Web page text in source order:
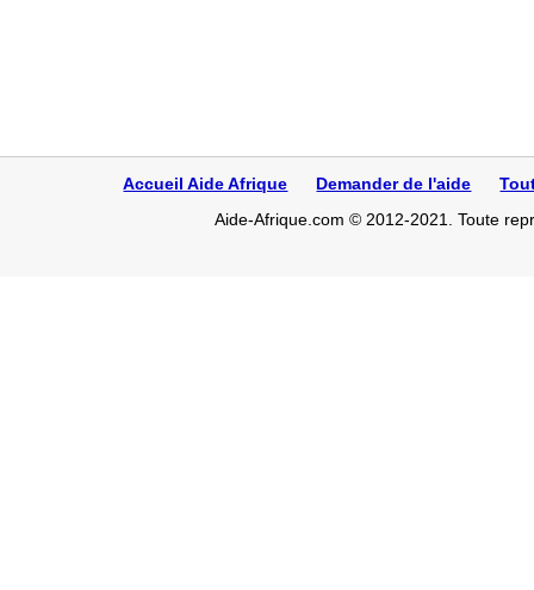
Accueil Aide Afrique Demander de l'aide
Aide-Afrique.com © 2012-2021. Toute